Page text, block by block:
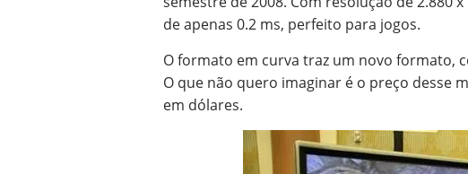
de apenas 0.2 ms, perfeito para jogos.
O formato em curva traz um novo formato,
O que não quero imaginar é o preço desse
em dólares.